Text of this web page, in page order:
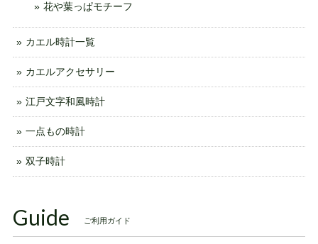
花や葉っぱモチーフ
カエル時計一覧
カエルアクセサリー
江戸文字和風時計
一点もの時計
双子時計
Guide ご利用ガイド